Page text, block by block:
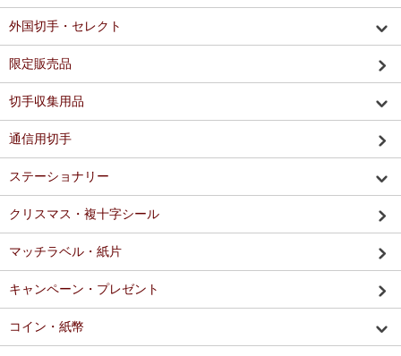
外国切手・セレクト
限定販売品
切手収集用品
通信用切手
ステーショナリー
クリスマス・複十字シール
マッチラベル・紙片
キャンペーン・プレゼント
コイン・紙幣